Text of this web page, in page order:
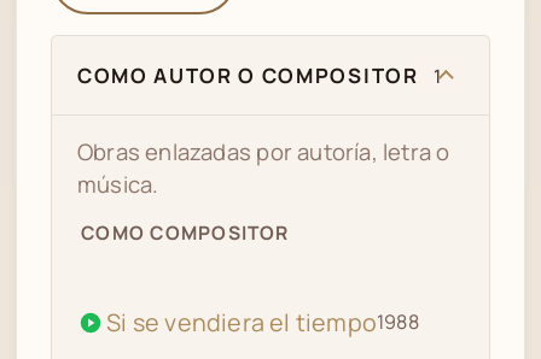
COMO AUTOR O COMPOSITOR 1
Obras enlazadas por autoría, letra o
música.
COMO COMPOSITOR
Si se vendiera el tiempo1988